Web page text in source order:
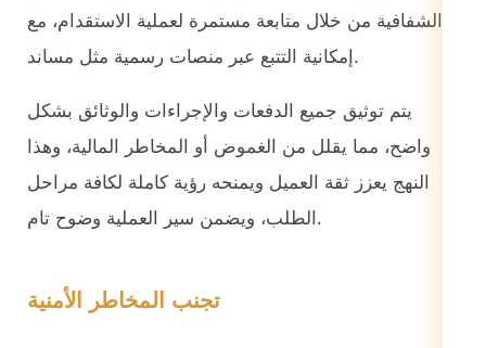
الشفافية من خلال متابعة مستمرة لعملية الاستقدام، مع
إمكانية التتبع عبر منصات رسمية مثل مساند.
يتم توثيق جميع الدفعات والإجراءات والوثائق بشكل
واضح، مما يقلل من الغموض أو المخاطر المالية، وهذا
النهج يعزز ثقة العميل ويمنحه رؤية كاملة لكافة مراحل
الطلب، ويضمن سير العملية وضوح تام.
تجنب المخاطر الأمنية